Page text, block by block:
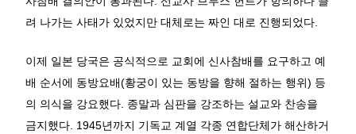
려 나가는 사태가 있었지만 대체로는 짜인 대로 진행되었다.
이제 일본 당국은 공식적으로 교회에 신사참배를 요구하고 예
배 순서에 동방요배(황궁이 있는 동방을 향해 절하는 행위) 등
의 의식을 강요했다. 종말과 심판을 강조하는 설교와 찬송을
금지했다. 1945년까지 기독교 계열 각종 연합단체가 해산하거